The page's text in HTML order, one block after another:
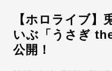
【ホロライブ
いぶ「うさぎ
公開！